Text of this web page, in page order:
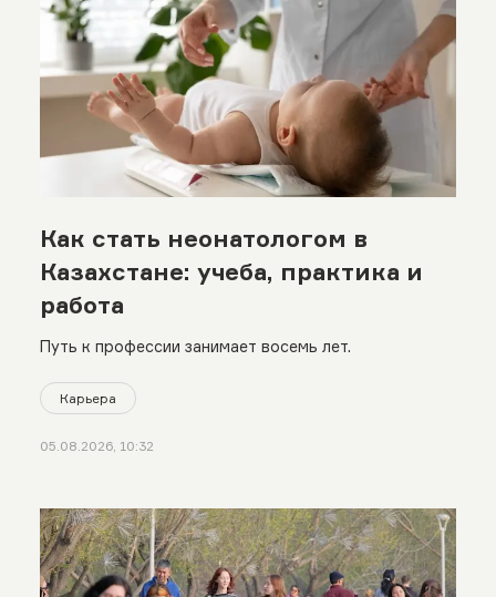
Как стать неонатологом в
Казахстане: учеба, практика и
работа
Путь к профессии занимает восемь лет.
Карьера
05.08.2026, 10:32